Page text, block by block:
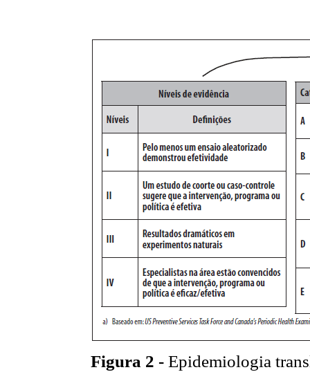
Figura 2 -Epidemiologia